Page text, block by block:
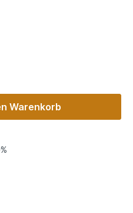
Warenkorb